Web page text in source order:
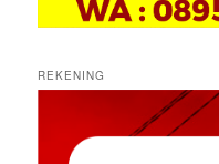
REKENING